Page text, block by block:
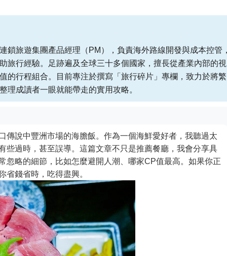
鎖旅遊集團產品經理（PM），負責海外路線開發與成本控管
旅行經驗。足跡遍及全球三十多個國家，擅長從產業內部的視
的行程組合。目前專注於撰寫「旅行碎片」專欄，致力於將繁
理成讀者一眼就能帶走的實用攻略。
傳說中豐洲市場的海膽飯。作為一個海鮮愛好者，我聽過太
些過時，甚至誤導。這篇文章不只是推薦餐廳，我會分享具
忽略的細節，比如怎麼避開人潮、哪家CP值最高。如果你正
省錢省時，吃得盡興。